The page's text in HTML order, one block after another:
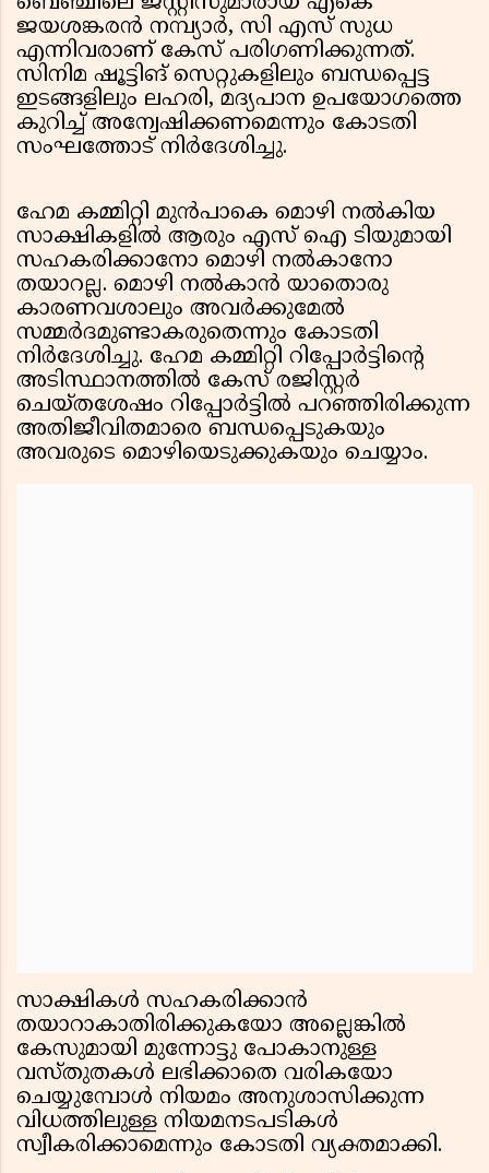
ജയശങ്കരന്‍ നമ്പ്യാര്‍, സി എസ് സുധ
എന്നിവരാണ് കേസ് പരിഗണിക്കുന്നത്.
സിനിമ ഷൂട്ടിങ് സെറ്റുകളിലും ബന്ധപ്പെട്ട
ഇടങ്ങളിലും ലഹരി, മദ്യപാന ഉപയോഗത്തെ
കുറിച്ച് അന്വേഷിക്കണമെന്നും കോടതി
സംഘത്തോട് നിര്‍ദേശിച്ചു.
ഹേമ കമ്മിറ്റി മുന്‍പാകെ മൊഴി നല്‍കിയ
സാക്ഷികളില്‍ ആരും എസ് ഐ ടിയുമായി
സഹകരിക്കാനോ മൊഴി നല്‍കാനോ
തയാറല്ല. മൊഴി നല്‍കാന്‍ യാതൊരു
കാരണവശാലും അവര്‍ക്കുമേല്‍
സമ്മര്‍ദമുണ്ടാകരുതെന്നും കോടതി
നിര്‍ദേശിച്ചു. ഹേമ കമ്മിറ്റി റിപ്പോര്‍ട്ടിന്റെ
അടിസ്ഥാനത്തില്‍ കേസ് രജിസ്റ്റര്‍
ചെയ്തശേഷം റിപ്പോര്‍ട്ടില്‍ പറഞ്ഞിരിക്കുന്ന
അതിജീവിതമാരെ ബന്ധപ്പെടുകയും
അവരുടെ മൊഴിയെടുക്കുകയും ചെയ്യാം.
സാക്ഷികള്‍ സഹകരിക്കാന്‍
തയാറാകാതിരിക്കുകയോ അല്ലെങ്കില്‍
കേസുമായി മുന്നോട്ടു പോകാനുള്ള
വസ്തുതകള്‍ ലഭിക്കാതെ വരികയോ
ചെയ്യുമ്പോള്‍ നിയമം അനുശാസിക്കുന്ന
വിധത്തിലുള്ള നിയമനടപടികള്‍
സ്വീകരിക്കാമെന്നും കോടതി വ്യക്തമാക്കി.